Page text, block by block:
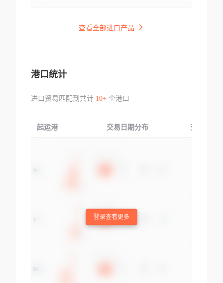
查看全部进口产品
港口统计
进口贸易匹配到共计 10+个港口
起运港 交易日期分布 交易产品
登录查看更多